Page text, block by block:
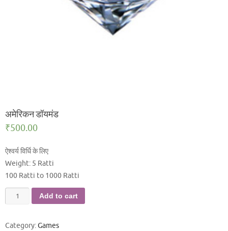
अमेरिकन डॉयमंड
₹500.00
ऐश्वर्य विर्धि के लिए
Weight: 5 Ratti
100 Ratti to 1000 Ratti
अमेरिकन
डॉयमंड
Add to cart
Category:Games